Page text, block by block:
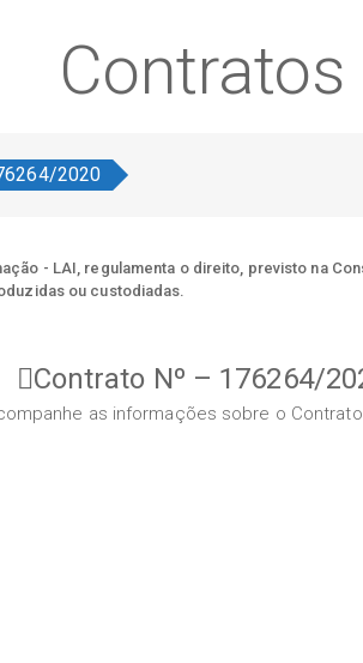
Contratos
2020
- LAI, regulamenta o direito, previsto na
ou custodiadas.
Contrato Nº – 176264/
as informações sobre o